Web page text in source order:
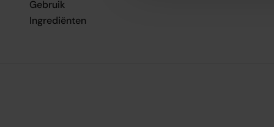
Gebruik
Ingrediënten